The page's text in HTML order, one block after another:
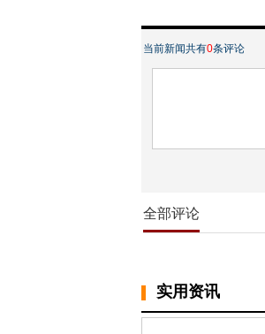
当前新闻共有0条评论
全部评论
实用资讯